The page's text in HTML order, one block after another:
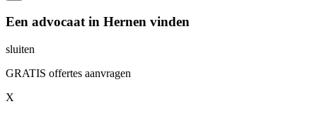
Een advocaat in Hernen vinden
sluiten
GRATIS offertes aanvragen
X